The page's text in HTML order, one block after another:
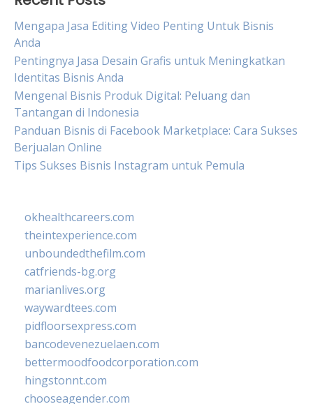
Mengapa Jasa Editing Video Penting Untuk Bisnis
Anda
Pentingnya Jasa Desain Grafis untuk Meningkatkan
Identitas Bisnis Anda
Mengenal Bisnis Produk Digital: Peluang dan
Tantangan di Indonesia
Panduan Bisnis di Facebook Marketplace: Cara Sukses
Berjualan Online
Tips Sukses Bisnis Instagram untuk Pemula
okhealthcareers.com
theintexperience.com
unboundedthefilm.com
catfriends-bg.org
marianlives.org
waywardtees.com
pidfloorsexpress.com
bancodevenezuelaen.com
bettermoodfoodcorporation.com
hingstonnt.com
chooseagender.com